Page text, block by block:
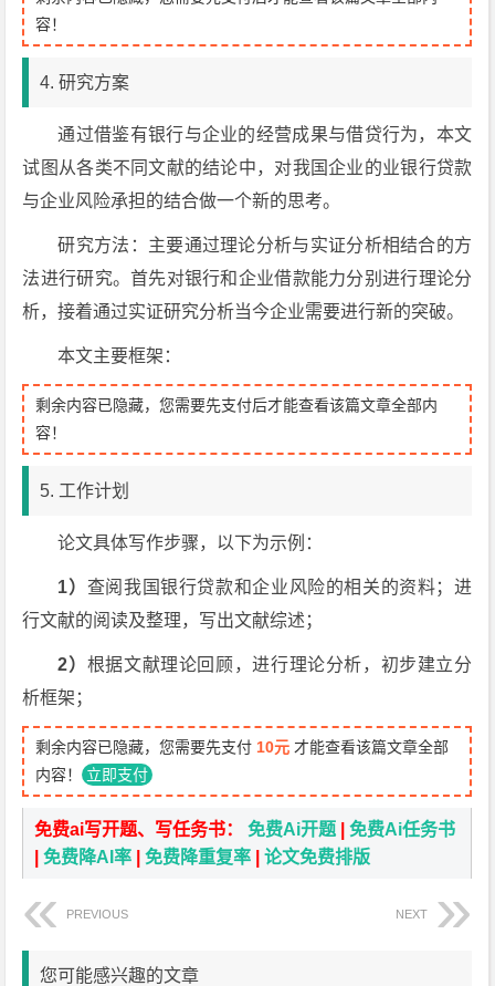
容！
4. 研究方案
通过借鉴有银行与企业的经营成果与借贷行为，本文
试图从各类不同文献的结论中，对我国企业的业银行贷款
与企业风险承担的结合做一个新的思考。
研究方法：主要通过理论分析与实证分析相结合的方
法进行研究。首先对银行和企业借款能力分别进行理论分
析，接着通过实证研究分析当今企业需要进行新的突破。
本文主要框架：
剩余内容已隐藏，您需要先支付后才能查看该篇文章全部内
容！
5. 工作计划
论文具体写作步骤，以下为示例：
1） 查阅我国银行贷款和企业风险的相关的资料；进
行文献的阅读及整理，写出文献综述；
2） 根据文献理论回顾，进行理论分析，初步建立分
析框架；
剩余内容已隐藏，您需要先支付 10元 才能查看该篇文章全部
内容！ 立即支付
免费ai写开题、写任务书：免费Ai开题 |免费Ai任务书
|免费降AI率 |免费降重复率 |论文免费排版
PREVIOUS NEXT
您可能感兴趣的文章